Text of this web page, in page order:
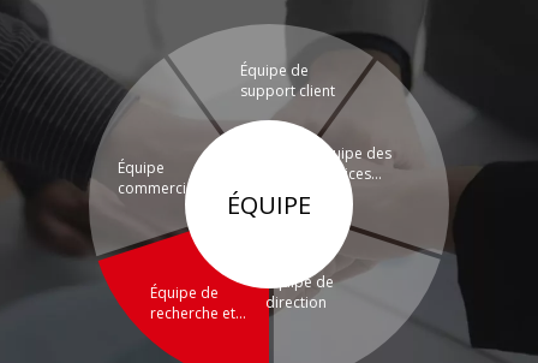
ÉQUIPE
Équipe de
recherche et
Équipe
commerciale et
marketing
Équipe de
support client
Équipe des
services
techniques
Équipe de
direction